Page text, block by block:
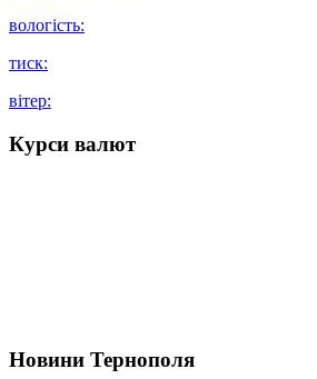
вологість:
тиск:
вітер:
Курси валют
Новини Тернополя